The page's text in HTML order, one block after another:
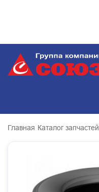
Главная Каталог запчастей